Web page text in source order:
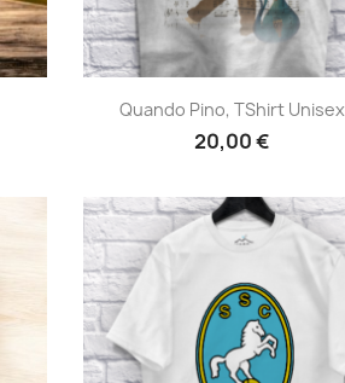
Anteprima
Quando Pino, TShirt Unisex
20,00 €